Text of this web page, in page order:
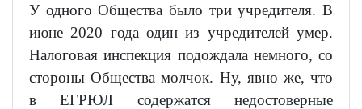
У одного Общества было три учредителя. В
июне 2020 года один из учредителей умер.
Налоговая инспекция подождала немного, со
стороны Общества молчок. Ну, явно же, что
в ЕГРЮЛ содержатся недостоверные